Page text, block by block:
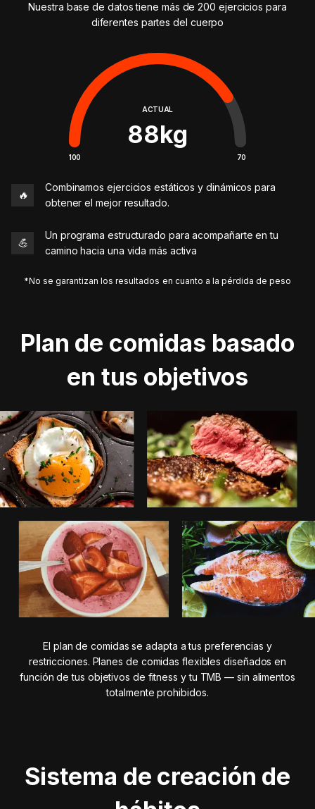
Nuestra base de datos tiene más de 200 ejercicios para
diferentes partes del cuerpo
ACTUAL
88kg
100 70
🔥
Combinamos ejercicios estáticos y dinámicos para
obtener el mejor resultado.
💪
Un programa estructurado para acompañarte en tu
camino hacia una vida más activa
*No se garantizan los resultados en cuanto a la pérdida de peso
Plan de comidas basado
en tus objetivos
El plan de comidas se adapta a tus preferencias y
restricciones. Planes de comidas flexibles diseñados en
función de tus objetivos de fitness y tu TMB — sin alimentos
totalmente prohibidos.
Sistema de creación de